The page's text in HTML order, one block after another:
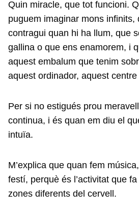
Quin miracle, que tot funcioni.
puguem imaginar mons infinits,
contragui quan hi ha llum, que
gallina o que ens enamorem, i
aquest embalum que tenim
aquest ordinador, aquest centre
Per si no estigués prou
continua, i és quan em diu el
intuïa.
M’explica que quan fem
festí, perquè és l’activitat que
zones diferents del cervell.